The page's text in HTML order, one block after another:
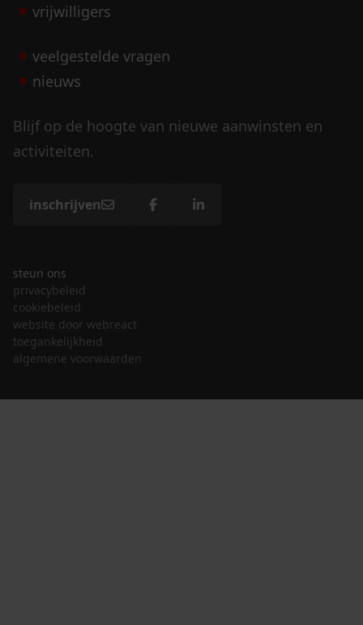
vrijwilligers
veelgestelde vragen
nieuws
Blijf op de hoogte van nieuwe aanwinsten en
activiteiten.
inschrijven
steun ons
privacybeleid
cookiebeleid
website door webreact
toegankelijkheid
algemene voorwaarden